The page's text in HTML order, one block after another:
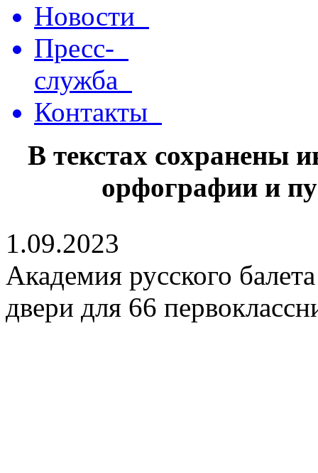
Новости
Пресс-
служба
Контакты
В текстах сохранены
орфографии и
1.09.2023
Академия русского
двери для 66